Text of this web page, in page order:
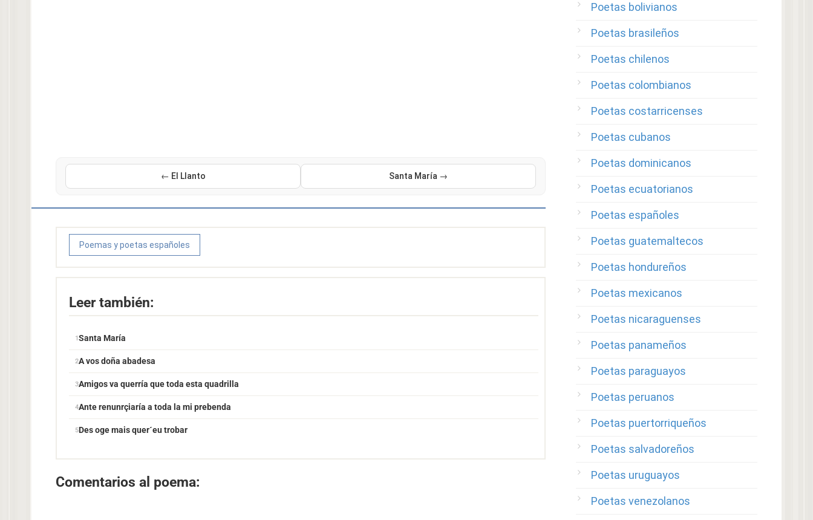
← El Llanto Santa María →
Poemas y poetas españoles
Leer también:
Santa María
A vos doña abadesa
Amigos va querría que toda esta quadrilla
Ante renunrçiaría a toda la mi prebenda
Des oge mais quer´eu trobar
Comentarios al poema:
Poetas bolivianos
Poetas brasileños
Poetas chilenos
Poetas colombianos
Poetas costarricenses
Poetas cubanos
Poetas dominicanos
Poetas ecuatorianos
Poetas españoles
Poetas guatemaltecos
Poetas hondureños
Poetas mexicanos
Poetas nicaraguenses
Poetas panameños
Poetas paraguayos
Poetas peruanos
Poetas puertorriqueños
Poetas salvadoreños
Poetas uruguayos
Poetas venezolanos